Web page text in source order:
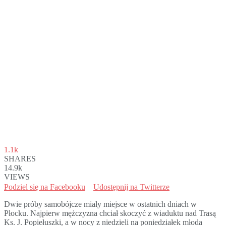
1.1k
SHARES
14.9k
VIEWS
Podziel się na Facebooku
Udostępnij na Twitterze
Dwie próby samobójcze miały miejsce w ostatnich dniach w
Płocku. Najpierw mężczyzna chciał skoczyć z wiaduktu nad Trasą
Ks. J. Popiełuszki, a w nocy z niedzieli na poniedziałek młoda